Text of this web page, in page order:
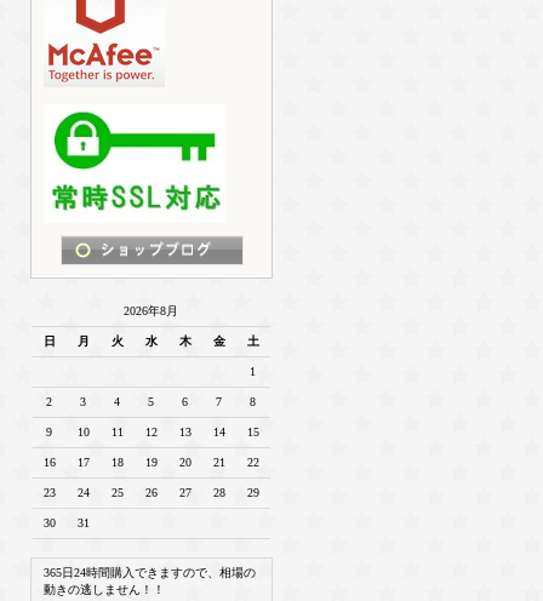
2026年8月
日 月 火 水 木 金 土
1
2 3 4 5 6 7 8
9 10 11 12 13 14 15
16 17 18 19 20 21 22
23 24 25 26 27 28 29
30 31
365日24時間購入できますので、相場の
動きの逃しません！！